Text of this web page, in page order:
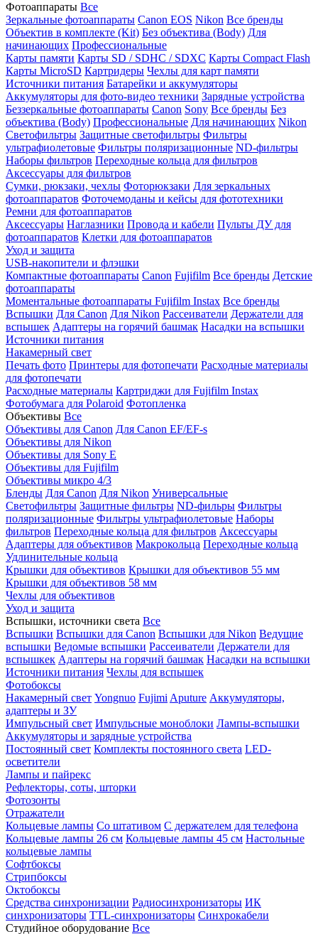
Фотоаппараты Все
Зеркальные фотоаппараты Canon EOS Nikon Все бренды
Объектив в комплекте (Kit) Без объектива (Body) Для
начинающих Профессиональные
Карты памяти Карты SD / SDHC / SDXC Карты Compact Flash
Карты MicroSD Картридеры Чехлы для карт памяти
Источники питания Батарейки и аккумуляторы
Аккумуляторы для фото-видео техники Зарядные устройства
Беззеркальные фотоаппараты Canon Sony Все бренды Без
объектива (Body) Профессиональные Для начинающих Nikon
Светофильтры Защитные светофильтры Фильтры
ультрафиолетовые Фильтры поляризационные ND-фильтры
Наборы фильтров Переходные кольца для фильтров
Аксессуары для фильтров
Сумки, рюкзаки, чехлы Фоторюкзаки Для зеркальных
фотоаппаратов Фоточемоданы и кейсы для фототехники
Ремни для фотоаппаратов
Аксессуары Наглазники Провода и кабели Пульты ДУ для
фотоаппаратов Клетки для фотоаппаратов
Уход и защита
USB-накопители и флэшки
Компактные фотоаппараты Canon Fujifilm Все бренды Детские
фотоаппараты
Моментальные фотоаппараты Fujifilm Instax Все бренды
Вспышки Для Canon Для Nikon Рассеиватели Держатели для
вспышек Адаптеры на горячий башмак Насадки на вспышки
Источники питания
Накамерный свет
Печать фото Принтеры для фотопечати Расходные материалы
для фотопечати
Расходные материалы Картриджи для Fujifilm Instax
Фотобумага для Polaroid Фотопленка
Объективы Все
Объективы для Canon Для Canon EF/EF-s
Объективы для Nikon
Объективы для Sony E
Объективы для Fujifilm
Объективы микро 4/3
Бленды Для Canon Для Nikon Универсальные
Светофильтры Защитные фильтры ND-фильры Фильтры
поляризационные Фильтры ультрафиолетовые Наборы
фильтров Переходные кольца для фильтров Аксессуары
Адаптеры для объективов Макрокольца Переходные кольца
Удлинительные кольца
Крышки для объективов Крышки для объективов 55 мм
Крышки для объективов 58 мм
Чехлы для объективов
Уход и защита
Вспышки, источники света Все
Вспышки Вспышки для Canon Вспышки для Nikon Ведущие
вспышки Ведомые вспышки Рассеиватели Держатели для
вспышкек Адаптеры на горячий башмак Насадки на вспышки
Источники питания Чехлы для вспышек
Фотобоксы
Накамерный свет Yongnuo Fujimi Aputure Аккумуляторы,
адаптеры и ЗУ
Импульсный свет Импульсные моноблоки Лампы-вспышки
Аккумуляторы и зарядные устройства
Постоянный свет Комплекты постоянного света LED-
осветители
Лампы и пайрекс
Рефлекторы, соты, шторки
Фотозонты
Отражатели
Кольцевые лампы Со штативом С держателем для телефона
Кольцевые лампы 26 см Кольцевые лампы 45 см Настольные
кольцевые лампы
Софтбоксы
Стрипбоксы
Октобоксы
Средства синхронизации Радиосинхронизаторы ИК
синхронизаторы TTL-синхронизаторы Синхрокабели
Студийное оборудование Все